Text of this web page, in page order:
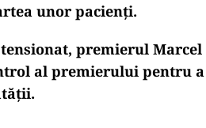
unor pacienți.
premierul
al premierului pentru